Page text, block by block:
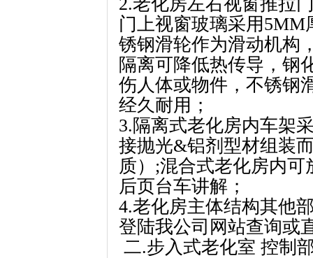
门上视窗玻璃采用
锈钢滑轮作为滑动机构
隔离可降低热传导，钢
伤人体或物件，不锈钢
经久耐用；
3.隔离式老化房内车架
接抛光&铝剂型材组装
质）;混合式老化房内
后页台车讲解；
4.老化房主体结构其他
登陆我公司网站查询或
二.步入式老化室 控制